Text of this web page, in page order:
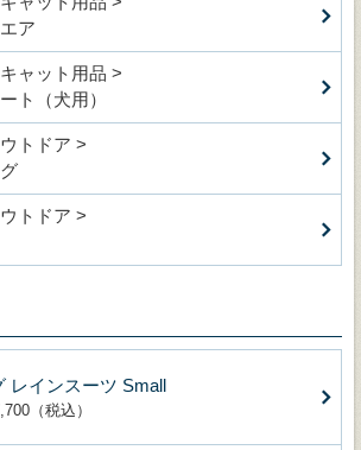
ア
ャット用品 >
ト（犬用）
トドア >
トドア >
レインスーツ Small
（税込）